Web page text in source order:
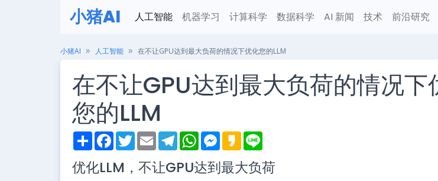
小猪AI 人工智能 机器学习 计算科学 数据科学 AI 新闻 技术 前沿研究
小猪AI 人工智能 在不让GPU达到最大负荷的情况下优化您的LLM
在不让GPU达到最大负荷的情况下
您的LLM
S
h
r
e
F
a
e
b
T
w
E
m
l
T
e
e
g
W
h
t
s
M
e
s
e
K
a
a
o
e
优化LLM，不让GPU达到最大负荷